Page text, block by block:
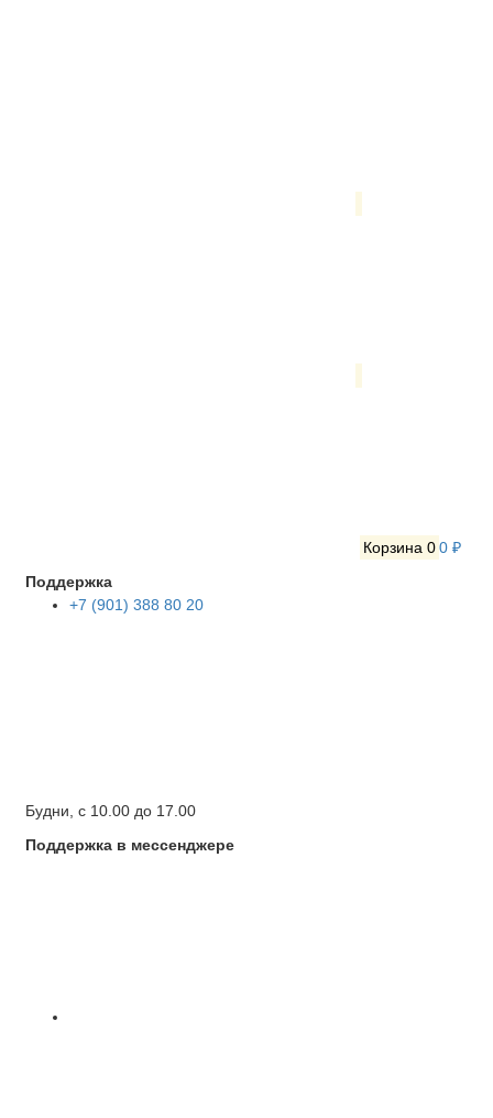
Корзина 00 ₽
Поддержка
+7 (901) 388 80 20
Будни, с 10.00 до 17.00
Поддержка в мессенджере